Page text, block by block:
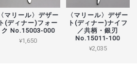
〈マリール〉デザー
ト(ディナー)フォー
ク No.15003-000
¥1,650
〈マリール〉デザー
ト(ディナー)ナイフ
／共柄・銀刃
No.15011-100
¥2,035